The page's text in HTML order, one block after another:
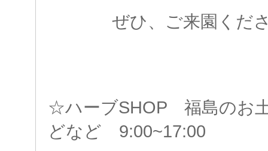
ぜひ、ご来園くだ
☆ハーブSHOP 福島のお
どなど 9:00~17:00